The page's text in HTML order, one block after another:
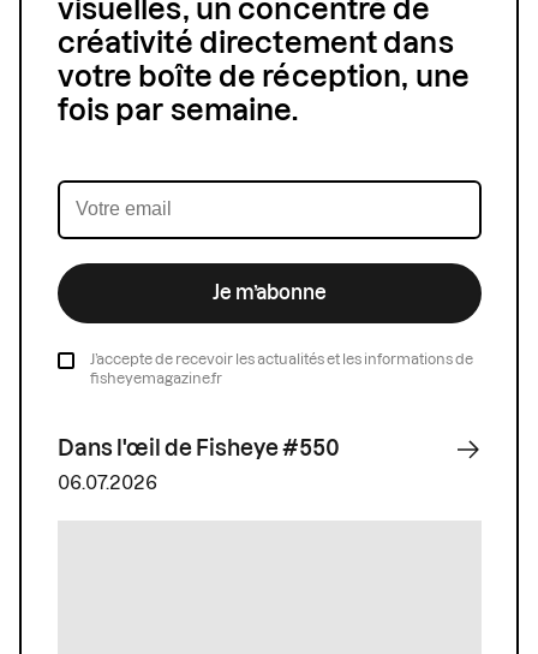
visuelles, un concentré de
créativité directement dans
votre boîte de réception, une
fois par semaine.
Je m’abonne
J’accepte de recevoir les actualités et les informations de
fisheyemagazine.fr
Dans l'œil de Fisheye #550
06.07.2026